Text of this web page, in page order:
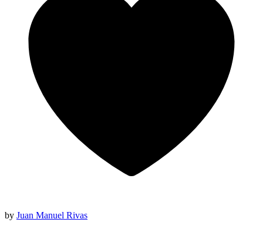
by Juan Manuel Rivas